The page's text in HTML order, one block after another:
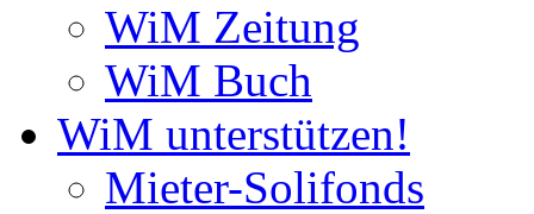
WiM Zeitung
WiM Buch
WiM unterstützen!
Mieter-Solifonds